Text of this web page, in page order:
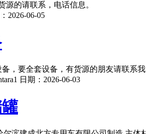
源的请联系，电话信息。
2026-06-05
，要全套设备，有货源的朋友请联系我
日期： 2026-06-03